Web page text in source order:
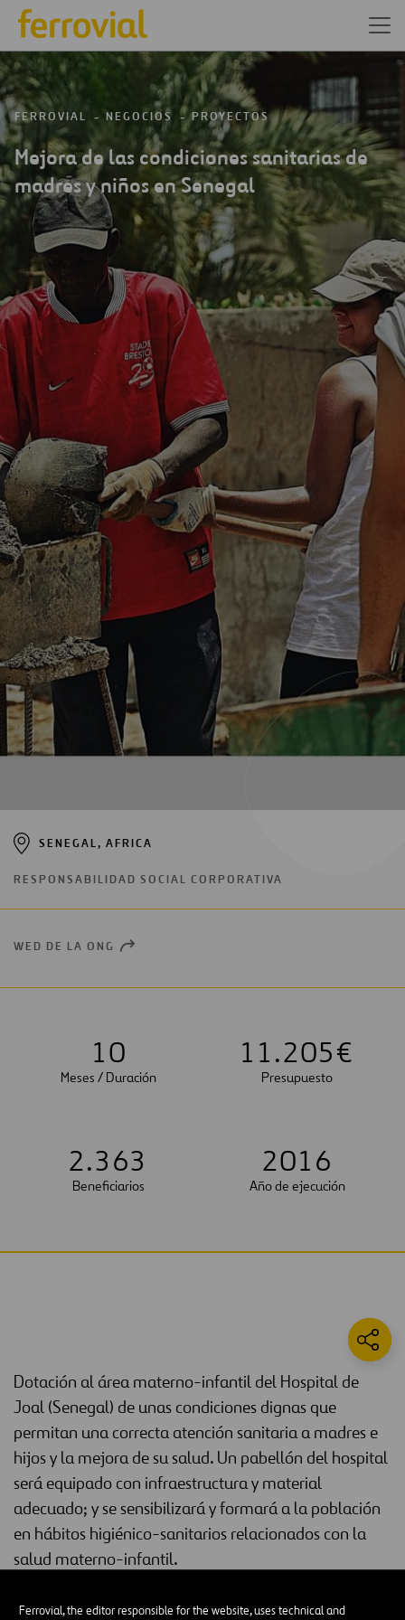
Ferrovial, the editor responsible for the website, uses technical and
FERROVIAL NEGOCIOS PROYECTOS
Mejora de las condiciones sanitarias de
madres y niños en Senegal
SENEGAL, AFRICA
RESPONSABILIDAD SOCIAL CORPORATIVA
WED DE LA ONG OPEN
10
Meses / Duración
1 1.205€
Presupuesto
2.363
Beneficiarios
2016
Año de ejecución
Dotación al área materno-infantil del Hospital de
Joal (Senegal) de unas condiciones dignas que
permitan una correcta atención sanitaria a madres e
hijos y la mejora de su salud. Un pabellón del hospital
será equipado con infraestructura y material
adecuado; y se sensibilizará y formará a la población
en hábitos higiénico-sanitarios relacionados con la
salud materno-infantil.
Situación actual